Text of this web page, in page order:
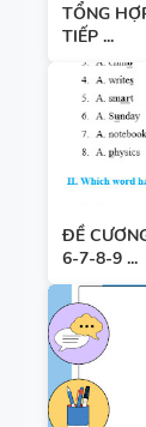
TỔNG
TIẾP ...
ĐỀ
6-7-8-9 ...